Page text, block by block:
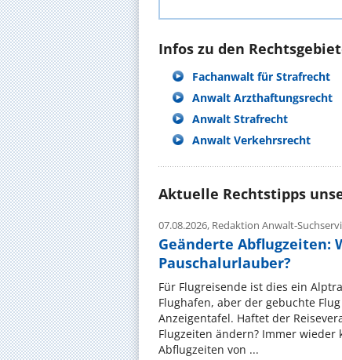
Infos zu den
Fachanwalt für Strafrecht
Anwalt Arzthaftungsrecht
Anwalt Strafrecht
Anwalt Verkehrsrecht
Aktuelle Rechtstipps
07.08.2026, Redaktion Anwalt-
Geänderte Abflugzeiten:
Pauschalurlauber?
Für Flugreisende ist dies ein
Flughafen, aber der gebuchte
Anzeigentafel. Haftet der
Flugzeiten ändern? Immer wieder
Abflugzeiten von ...